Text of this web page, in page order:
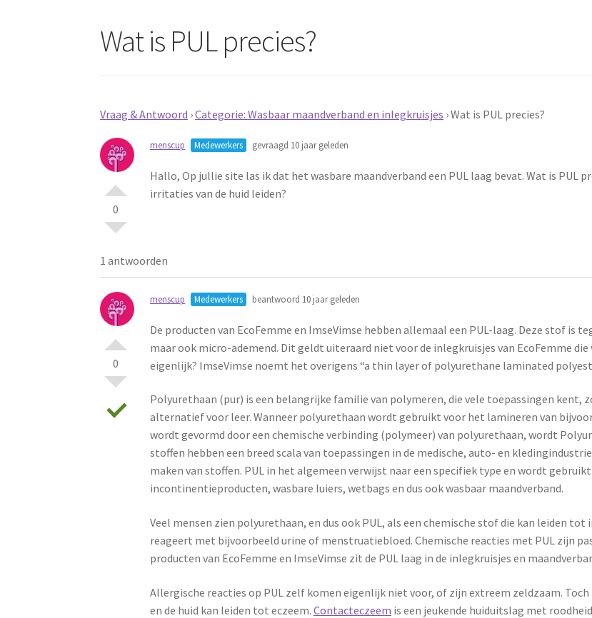
Wat is PUL precies?
Vraag & Antwoord ›Categorie: Wasbaar maandverband en inlegkruisjes ›Wat is PUL precies?
0
menscup Medewerkers gevraagd 10 jaar geleden
Hallo, Op jullie site las ik dat het wasbare maandverband een PUL laag bevat. Wat is PUL
irritaties van de huid leiden?
1 antwoorden
0
menscup Medewerkers beantwoord 10 jaar geleden
De producten van EcoFemme en ImseVimse hebben allemaal een PUL-laag. Deze stof
maar ook micro-ademend. Dit geldt uiteraard niet voor de inlegkruisjes van EcoFemme die
eigenlijk? ImseVimse noemt het overigens “a thin layer of polyurethane laminated
Polyurethaan (pur) is een belangrijke familie van polymeren, die vele toepassingen
alternatief voor leer. Wanneer polyurethaan wordt gebruikt voor het lamineren van
wordt gevormd door een chemische verbinding (polymeer) van polyurethaan, wordt
stoffen hebben een breed scala van toepassingen in de medische, auto- en
maken van stoffen. PUL in het algemeen verwijst naar een specifiek type en wordt
incontinentieproducten, wasbare luiers, wetbags en dus ook wasbaar maandverband.
Veel mensen zien polyurethaan, en dus ook PUL, als een chemische stof die kan leiden
reageert met bijvoorbeeld urine of menstruatiebloed. Chemische reacties met PUL zijn
producten van EcoFemme en ImseVimse zit de PUL laag in de inlegkruisjes en
Allergische reacties op PUL zelf komen eigenlijk niet voor, of zijn extreem zeldzaam.
en de huid kan leiden tot eczeem.Contacteczeem is een jeukende huiduitslag met